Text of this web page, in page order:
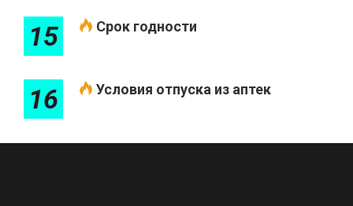
15 Срок годности
16 Условия отпуска из аптек